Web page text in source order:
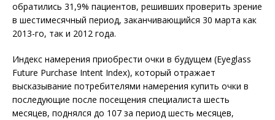
обратились 31,9% пациентов, решивших проверить зрение
в шестимесячный период, заканчивающийся 30 марта как
2013-го, так и 2012 года.
Индекс намерения приобрести очки в будущем (Eyeglass
Future Purchase Intent Index), который отражает
высказывание потребителями намерения купить очки в
последующие после посещения специалиста шесть
месяцев, поднялся до 107 за период шесть месяцев,